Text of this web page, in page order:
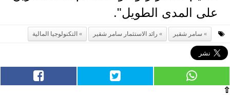
على المدى الطويل".
سامر شقير رائد الاستثمار سامر شقير التكنولوجيا المالية
⇧